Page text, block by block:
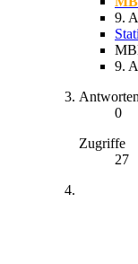
9.
9.
Antworten
0
Zugriffe
27